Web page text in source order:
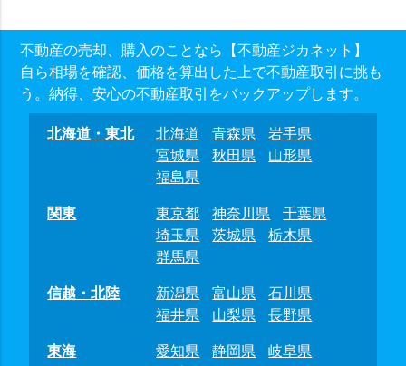
不動産の売却、購入のことなら【不動産ジカネット】
自ら相場を確認、価格を算出した上で不動産取引に挑も
う。納得、安心の不動産取引をバックアップします。
北海道・東北 北海道 青森県
岩手県
宮城県
秋田県
山形県
福島県
関東
東京都 神奈川県
千葉県
埼玉県
茨城県
栃木県
群馬県
信越・北陸
新潟県 富山県
石川県
福井県
山梨県
長野県
東海
愛知県 静岡県
岐阜県